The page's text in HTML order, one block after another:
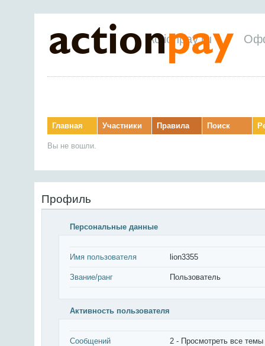
Actionpay.ru
Главная Участники Правила Поиск
Вы не вошли.
Профиль
Персональные данные
Имя пользователя lion3355
Звание/ранг Пользователь
Активность пользователя
Сообщений 2 - Просмотреть все темы